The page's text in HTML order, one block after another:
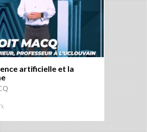
artificielle et la